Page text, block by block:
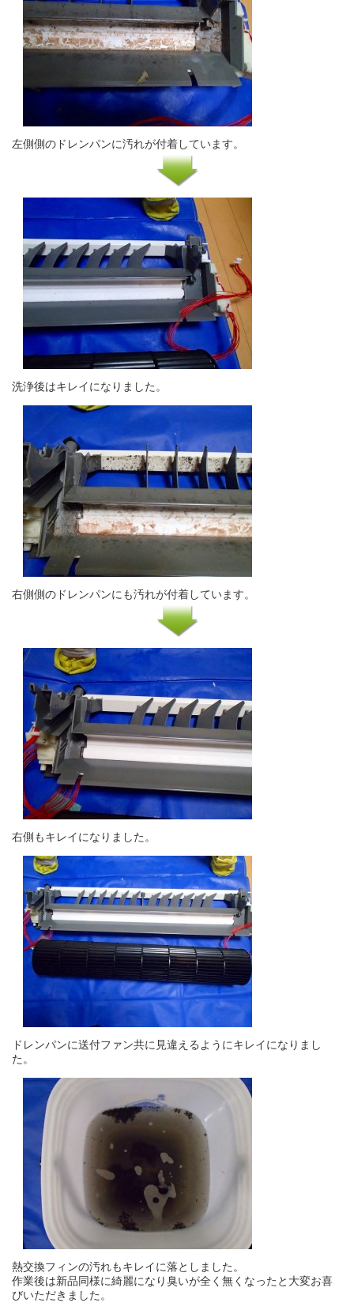
左側側のドレンパンに汚れが付着しています。
洗浄後はキレイになりました。
右側側のドレンパンにも汚れが付着しています。
右側もキレイになりました。
ドレンパンに送付ファン共に見違えるようにキレイになりまし
た。
熱交換フィンの汚れもキレイに落としました。
作業後は新品同様に綺麗になり臭いが全く無くなったと大変お喜
びいただきました。